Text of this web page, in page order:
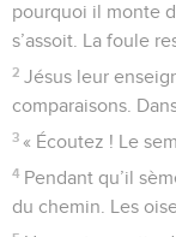
pourquoi il monte
s’assoit. La foule
2 Jésus leur
comparaisons.
3 « Écoutez ! Le
4 Pendant qu’il
du chemin. Les